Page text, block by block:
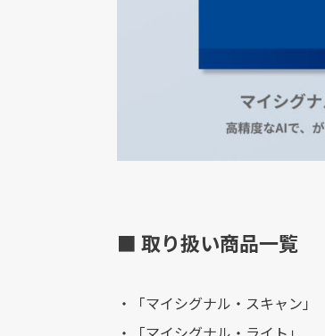
■ 取り扱い商品一覧
・「マイシグナル・スキャン」